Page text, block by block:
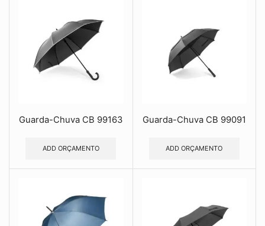
Guarda-Chuva CB 99163
ADD ORÇAMENTO
Guarda-Chuva CB 99091
ADD ORÇAMENTO